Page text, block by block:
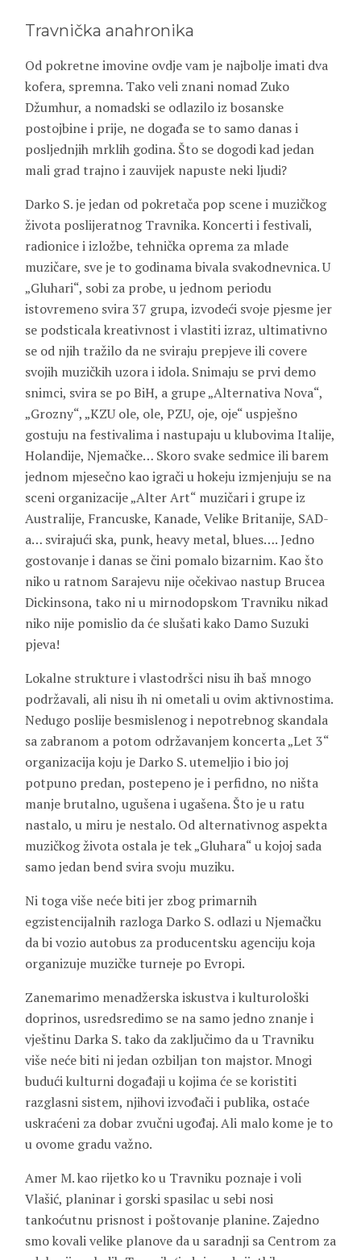
Travnička anahronika
Od pokretne imovine ovdje vam je najbolje imati dva
kofera, spremna. Tako veli znani nomad Zuko
Džumhur, a nomadski se odlazilo iz bosanske
postojbine i prije, ne događa se to samo danas i
posljednjih mrklih godina. Što se dogodi kad jedan
mali grad trajno i zauvijek napuste neki ljudi?
Darko S. je jedan od pokretača pop scene i muzičkog
života poslijeratnog Travnika. Koncerti i festivali,
radionice i izložbe, tehnička oprema za mlade
muzičare, sve je to godinama bivala svakodnevnica. U
„Gluhari“, sobi za probe, u jednom periodu
istovremeno svira 37 grupa, izvodeći svoje pjesme jer
se podsticala kreativnost i vlastiti izraz, ultimativno
se od njih tražilo da ne sviraju prepjeve ili covere
svojih muzičkih uzora i idola. Snimaju se prvi demo
snimci, svira se po BiH, a grupe „Alternativa Nova“,
„Grozny“, „KZU ole, ole, PZU, oje, oje“ uspješno
gostuju na festivalima i nastupaju u klubovima Italije,
Holandije, Njemačke… Skoro svake sedmice ili barem
jednom mjesečno kao igrači u hokeju izmjenjuju se na
sceni organizacije „Alter Art“ muzičari i grupe iz
Australije, Francuske, Kanade, Velike Britanije, SAD-
a… svirajući ska, punk, heavy metal, blues…. Jedno
gostovanje i danas se čini pomalo bizarnim. Kao što
niko u ratnom Sarajevu nije očekivao nastup Brucea
Dickinsona, tako ni u mirnodopskom Travniku nikad
niko nije pomislio da će slušati kako Damo Suzuki
pjeva!
Lokalne strukture i vlastodršci nisu ih baš mnogo
podržavali, ali nisu ih ni ometali u ovim aktivnostima.
Nedugo poslije besmislenog i nepotrebnog skandala
sa zabranom a potom održavanjem koncerta „Let 3“
organizacija koju je Darko S. utemeljio i bio joj
potpuno predan, postepeno je i perfidno, no ništa
manje brutalno, ugušena i ugašena. Što je u ratu
nastalo, u miru je nestalo. Od alternativnog aspekta
muzičkog života ostala je tek „Gluhara“ u kojoj sada
samo jedan bend svira svoju muziku.
Ni toga više neće biti jer zbog primarnih
egzistencijalnih razloga Darko S. odlazi u Njemačku
da bi vozio autobus za producentsku agenciju koja
organizuje muzičke turneje po Evropi.
Zanemarimo menadžerska iskustva i kulturološki
doprinos, usredsredimo se na samo jedno znanje i
vještinu Darka S. tako da zaključimo da u Travniku
više neće biti ni jedan ozbiljan ton majstor. Mnogi
budući kulturni događaji u kojima će se koristiti
razglasni sistem, njihovi izvođači i publika, ostaće
uskraćeni za dobar zvučni ugođaj. Ali malo kome je to
u ovome gradu važno.
Amer M. kao rijetko ko u Travniku poznaje i voli
Vlašić, planinar i gorski spasilac u sebi nosi
tankoćutnu prisnost i poštovanje planine. Zajedno
smo kovali velike planove da u saradnji sa Centrom za